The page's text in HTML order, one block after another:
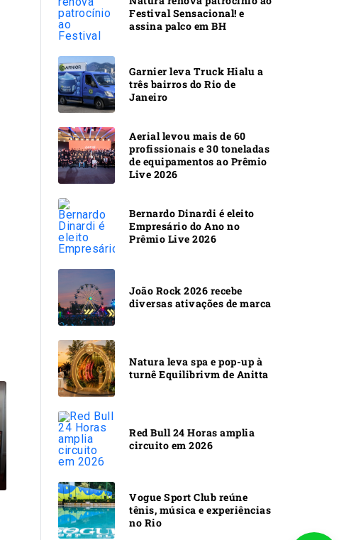
Festival Sensacional! e
assina palco em BH
Garnier leva Truck Hialu a
três bairros do Rio de
Janeiro
Aerial levou mais de 60
profissionais e 30 toneladas
de equipamentos ao Prêmio
Live 2026
Bernardo Dinardi é eleito
Empresário do Ano no
Prêmio Live 2026
João Rock 2026 recebe
diversas ativações de marca
Natura leva spa e pop-up à
turnê Equilibrivm de Anitta
Red Bull 24 Horas amplia
circuito em 2026
Vogue Sport Club reúne
tênis, música e experiências
no Rio